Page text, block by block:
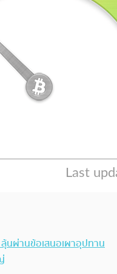
นผ่านข้อเสนอเผาอุปทาน